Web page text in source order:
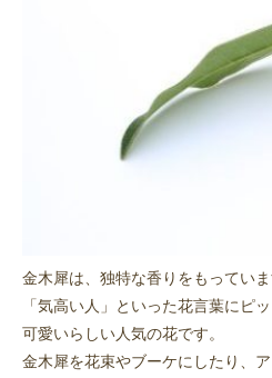
金木犀は、独特な香りをもってい
「気高い人」といった花言葉にピ
可愛いらしい人気の花です。
金木犀を花束やブーケにしたり、